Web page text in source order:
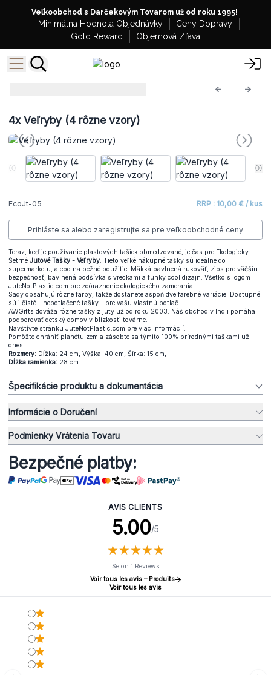
Veľkoobchod s Darčekovým Tovarom už od roku 1995!
Minimálna Hodnota Objednávky
Ceny Dopravy
Gold Reward
Objemová Zľava
4xVeľryby (4 rôzne vzory)
EcoJt-05 RRP : 10,00 € / kus
Prihláste sa alebo zaregistrujte sa pre veľkoobchodné ceny
Teraz, keď je používanie plastových tašiek obmedzované, je čas pre Ekologicky
Šetrné Jutové Tašky - Veľryby. Tieto veľké nákupné tašky sú ideálne do
supermarketu, alebo na bežné použitie. Mäkká bavlnená rukoväť, zips pre väčšiu
bezpečnosť, bavlnená podšívka s vreckami a funky cool dizajn. Všetko s logom
JuteNotPlastic.com pre zdôraznenie ekologického zamerania.
Sady obsahujú rôzne farby, takže dostanete aspoň dve farebné variácie. Dostupné
sú i čisté - nepotlačené tašky - pre vašu vlastnú potlač.
AWGifts dováža rôzne tašky z juty už od roku 2003. Náš obchod v Indii pomáha
podporovať detský domov v blízkosti továrne.
Navštívte stránku JuteNotPlastic.com pre viac informácií.
Pomôžte chrániť planétu zem a zásobte sa týmito 100% prírodnými taškami už
dnes.
Rozmery: Dĺžka: 24 cm, Výška: 40 cm, Šírka: 15 cm,
Dĺžka ramienka: 28 cm.
Špecifikácie produktu a dokumentácia
Informácie o Doručení
Podmienky Vrátenia Tovaru
Bezpečné platby:
AVIS CLIENTS
5.00/5
★★★★★
★★★★★
Selon 1 Reviews
Voir tous les avis – Produits
Voir tous les avis